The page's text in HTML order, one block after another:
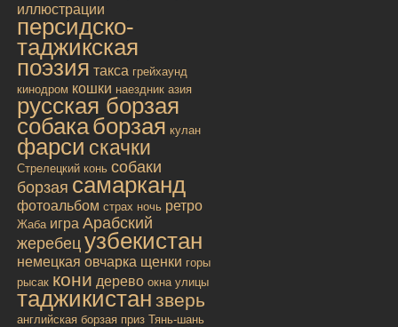
иллюстрации
персидско-
таджикская
поэзия такса грейхаунд
кинодром кошки наездник азия
русская борзая
собакаборзая кулан
фарси скачки
Стрелецкий конь собаки
борзая самарканд
фотоальбом страх ночь ретро
Жаба игра Арабский
жеребец узбекистан
немецкая овчарка щенки горы
рысак кони дерево окна улицы
таджикистан зверь
английская борзая приз Тянь-шань